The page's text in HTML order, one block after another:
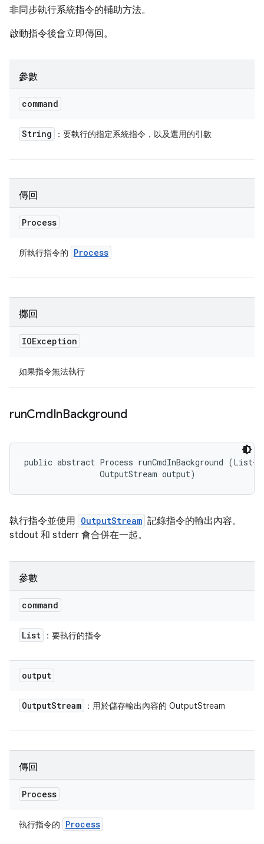
非同步執行系統指令的輔助方法。
啟動指令後會立即傳回。
參數
command
String ：要執行的指定系統指令，以及選用的引數
傳回
Process
所執行指令的 Process
擲回
IOException
如果指令無法執行
runCmdInBackground
public abstract Process runCmdInBackground
                OutputStream output)
執行指令並使用 OutputStream 記錄指令的輸出內容。
stdout 和 stderr 會合併在一起。
參數
command
List ：要執行的指令
output
OutputStream ：用於儲存輸出內容的 OutputStream
傳回
Process
執行指令的 Process